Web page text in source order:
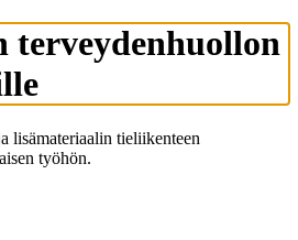
terveydenhuollon
lisämateriaalin tieliikenteen
työhön.